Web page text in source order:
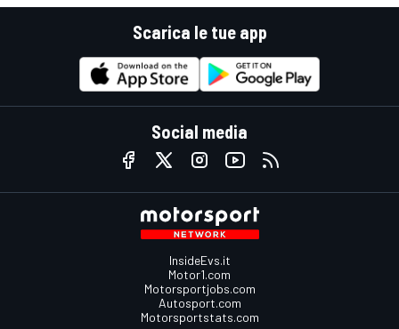
Scarica le tue app
Social media
InsideEvs.it
Motor1.com
Motorsportjobs.com
Autosport.com
Motorsportstats.com